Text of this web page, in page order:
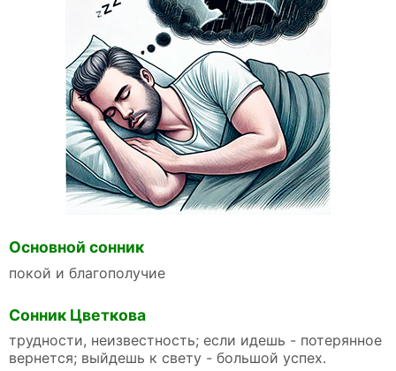
Основной сонник
покой и благополучие
Сонник Цветкова
трудности, неизвестность; если идешь - потерянное
вернется; выйдешь к свету - большой успех.